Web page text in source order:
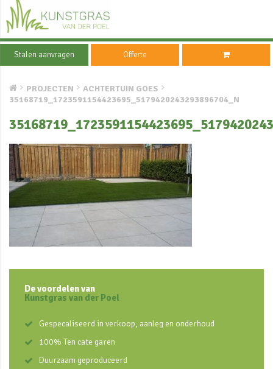
Stalen aanvragen Offerte
PROJECTEN
ACHTERTUIN GOES
35168719_1723591154423695_5179420243293896704_N
De voordelen van
Kunstgras van der Poel
Gespecaliseerd in verkoop, aanleg en onderhoud
100% Ten cate garen
Duurzaam geproduceerd